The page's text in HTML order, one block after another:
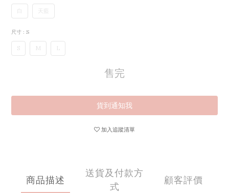
天藍
尺寸 : S
S M L
售完
貨到通知我
加入追蹤清單
商品描述
送貨及付款方
式
顧客評價